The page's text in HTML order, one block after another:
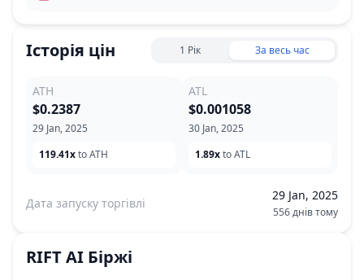
Історія цін 1 Рік За весь час
ATH
29 Jan, 2025
$0.2387
119.41xto ATH
ATL
30 Jan, 2025
$0.001058
1.89xto ATL
Дата запуску торгівлі
29 Jan, 2025
556 днів тому
RIFT AI Біржі